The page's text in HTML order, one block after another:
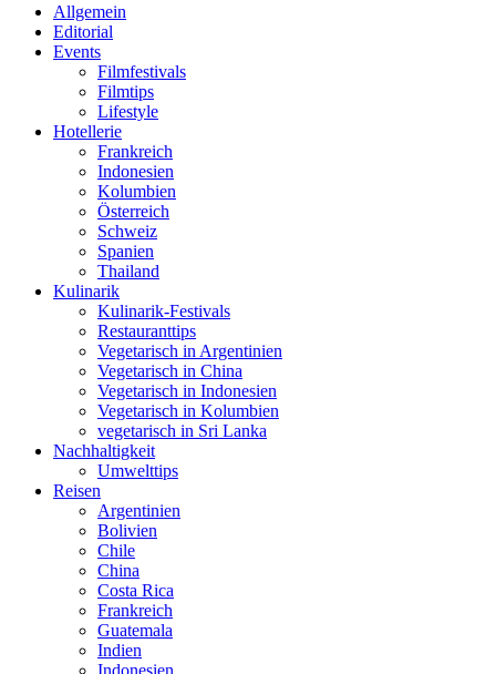
Allgemein
Editorial
Events
Filmfestivals
Filmtips
Lifestyle
Hotellerie
Frankreich
Indonesien
Kolumbien
Österreich
Schweiz
Spanien
Thailand
Kulinarik
Kulinarik-Festivals
Restauranttips
Vegetarisch in Argentinien
Vegetarisch in China
Vegetarisch in Indonesien
Vegetarisch in Kolumbien
vegetarisch in Sri Lanka
Nachhaltigkeit
Umwelttips
Reisen
Argentinien
Bolivien
Chile
China
Costa Rica
Frankreich
Guatemala
Indien
Indonesien